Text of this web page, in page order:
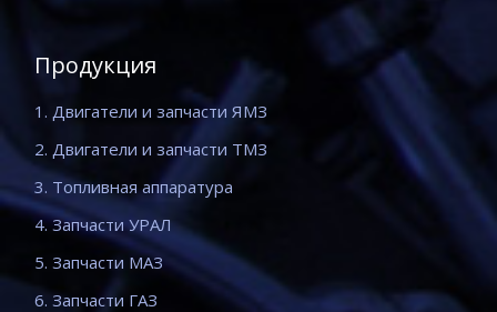
Продукция
1. Двигатели и запчасти ЯМЗ
2. Двигатели и запчасти ТМЗ
3. Топливная аппаратура
4. Запчасти УРАЛ
5. Запчасти МАЗ
6. Запчасти ГАЗ